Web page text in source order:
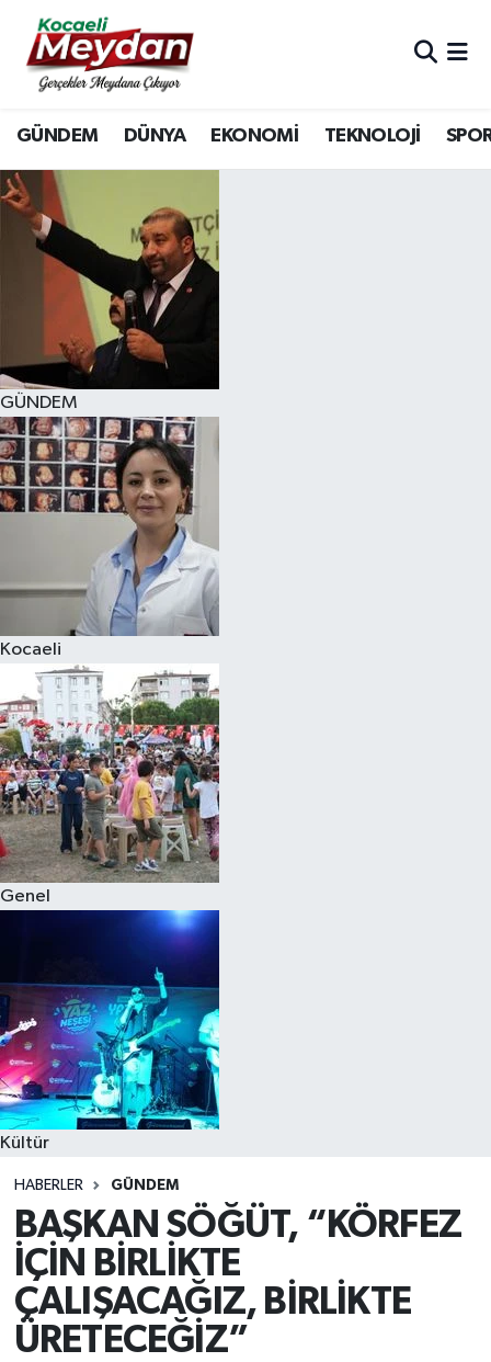
GÜNDEM DÜNYA EKONOMİ TEKNOLOJİ
GÜNDEM
Kocaeli
Genel
Kültür
HABERLER GÜNDEM
BAŞKAN SÖĞÜT, “KÖRFEZ
İÇİN BİRLİKTE
ÇALIŞACAĞIZ, BİRLİKTE
ÜRETECEĞİZ”
Nöbetçi Eczaneler
Hava Durumu
Trafik Durumu
Süper Lig Puan Durumu ve Fikstür
Tüm Manşetler
Son Dakika Haberleri
Haber Arşivi